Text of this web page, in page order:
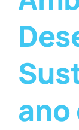
ano